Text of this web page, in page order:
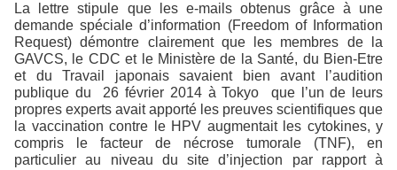
La lettre stipule que les e-mails obtenus grâce à une
demande spéciale d’information (Freedom of Information
Request) démontre clairement que les membres de la
GAVCS, le CDC et le Ministère de la Santé, du Bien-Etre
et du Travail japonais savaient bien avant l’audition
publique du
26 février 2014 à Tokyo
que l’un de leurs
propres experts avait apporté les preuves scientifiques que
la vaccination contre le HPV augmentait les cytokines, y
compris le facteur de nécrose tumorale (TNF), en
particulier au niveau du site d’injection par rapport à